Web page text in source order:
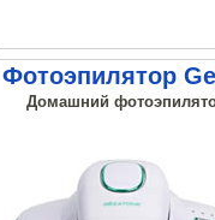
Фотоэпилятор
Домашний